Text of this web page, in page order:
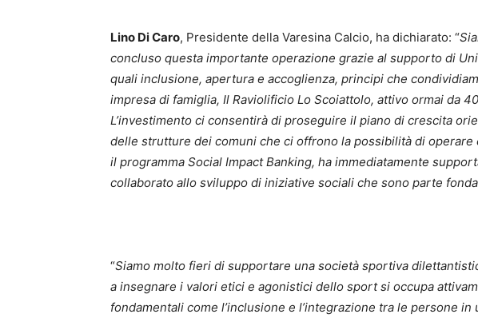
Lino Di Caro, Presidente della Varesina Calcio, ha dichiarato: “
concluso questa importante operazione grazie al supporto di
quali inclusione, apertura e accoglienza, principi che
impresa di famiglia, Il Raviolificio Lo Scoiattolo, attivo ormai da
L’investimento ci consentirà di proseguire il piano di crescita
delle strutture dei comuni che ci offrono la possibilità di
il programma Social Impact Banking, ha immediatamente
collaborato allo sviluppo di iniziative sociali che sono parte
“Siamo molto fieri di supportare una società sportiva
a insegnare i valori etici e agonistici dello sport si occupa
fondamentali come l’inclusione e l’integrazione tra le persone